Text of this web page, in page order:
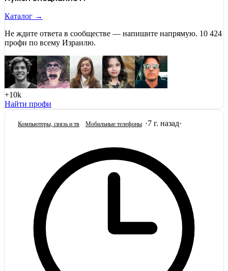
Каталог →
Не ждите ответа в сообществе — напишите напрямую. 10 424
профи по всему Израилю.
+10k
Найти профи
Компьютеры, связь и тв Мобильные телефоны ·7 г. назад·